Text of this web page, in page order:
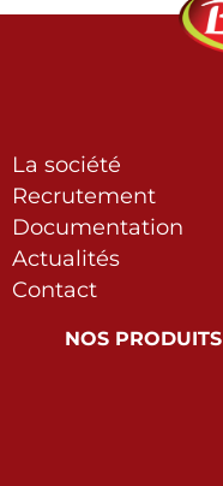
La société
Recrutement
Documentation
Actualités
Contact
NOS PRODUITS